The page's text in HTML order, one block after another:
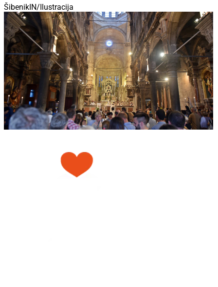
ŠibenikIN/Ilustracija